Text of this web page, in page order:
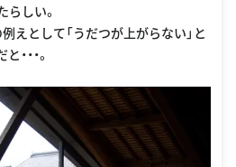
しい。
えとして「うだつが上がらない」と
・・。